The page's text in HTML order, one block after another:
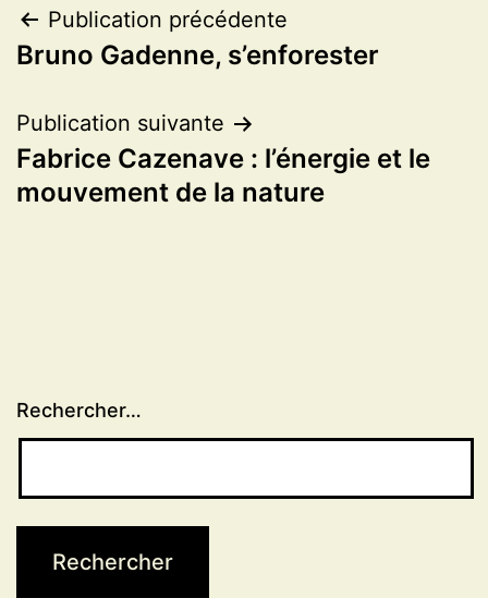
Navigation
de
l’article
Publication précédente
Bruno Gadenne, s’enforester
Publication suivante
Fabrice Cazenave : l’énergie et le
mouvement de la nature
Rechercher…